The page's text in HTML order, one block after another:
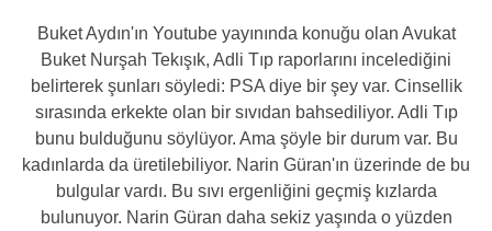
Buket Aydın'ın Youtube yayınında konuğu olan Avukat
Buket Nurşah Tekışık, Adli Tıp raporlarını incelediğini
belirterek şunları söyledi: PSA diye bir şey var. Cinsellik
sırasında erkekte olan bir sıvıdan bahsediliyor. Adli Tıp
bunu bulduğunu söylüyor. Ama şöyle bir durum var. Bu
kadınlarda da üretilebiliyor. Narin Güran'ın üzerinde de bu
bulgular vardı. Bu sıvı ergenliğini geçmiş kızlarda
bulunuyor. Narin Güran daha sekiz yaşında o yüzden